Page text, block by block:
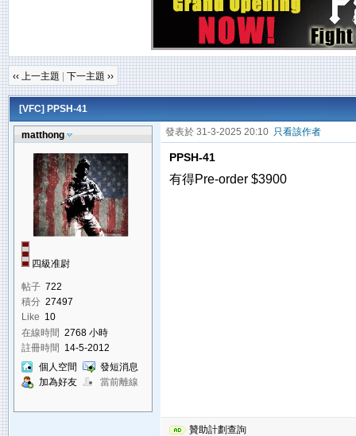
‹‹ 上一主題 下一主題 ››
[VFC] PPSH-41
matthong
四級准尉
帖子 722
積分 27497
Like 10
在線時間 2768 小時
註冊時間 14-5-2012
個人空間
發短消息
加為好友
當前離線
發表於 31-3-2025 20:10 只看該作者
PPSH-41
有得Pre-order $3900
贊助計劃查詢